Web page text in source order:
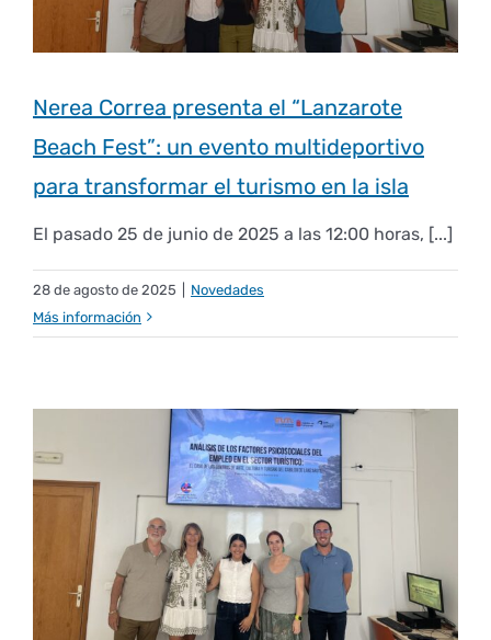
Nerea Correa presenta el “Lanzarote
Beach Fest”: un evento multideportivo
para transformar el turismo en la isla
El pasado 25 de junio de 2025 a las 12:00 horas, [...]
28 de agosto de 2025
Novedades
Más información